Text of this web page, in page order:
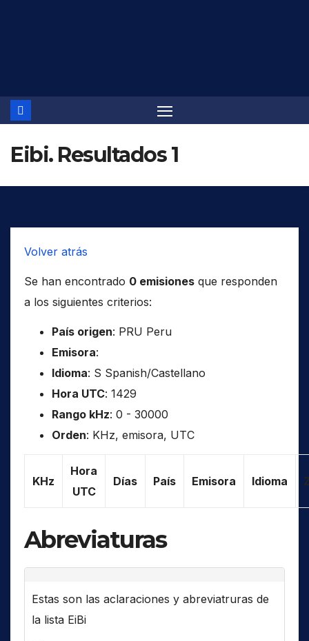
Eibi. Resultados 1
Volver atrás
Se han encontrado 0 emisiones que responden
a los siguientes criterios:
País origen: PRU Peru
Emisora:
Idioma: S Spanish/Castellano
Hora UTC: 1429
Rango kHz: 0 - 30000
Orden: KHz, emisora, UTC
KHz
Hora
UTC
Días País Emisora Idioma
Abreviaturas
Estas son las aclaraciones y abreviatruras de
la lista EiBi